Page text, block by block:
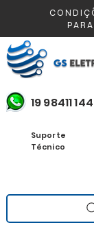
19 98411
Suporte
Técnico